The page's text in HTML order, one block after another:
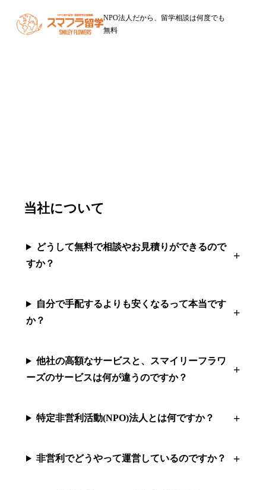
NPO法人だから、留学相談は何度でも
無料
当社について
どうして無料で相談やお見積りができるので
すか？
自分で手配するよりも安くなるって本当です
か？
他社の高額なサービスと、スマイリーフラワ
ーズのサービスは何が違うのですか？
特定非営利活動(NPO)法人とは何ですか？
非営利でどうやって運営しているのですか？